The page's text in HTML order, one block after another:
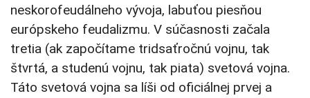
neskorofeudálneho vývoja, labuťou piesňou
európskeho feudalizmu. V súčasnosti začala
tretia (ak započítame tridsaťročnú vojnu, tak
štvrtá, a studenú vojnu, tak piata) svetová vojna.
Táto svetová vojna sa líši od oficiálnej prvej a